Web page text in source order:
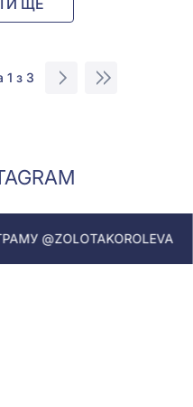
1 з 3
ДО